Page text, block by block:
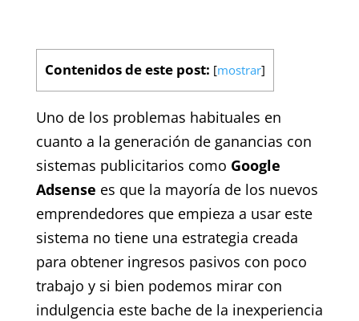
Contenidos de este post: [mostrar]
Uno de los problemas habituales en
cuanto a la generación de ganancias con
sistemas publicitarios como Google
Adsense es que la mayoría de los nuevos
emprendedores que empieza a usar este
sistema no tiene una estrategia creada
para obtener ingresos pasivos con poco
trabajo y si bien podemos mirar con
indulgencia este bache de la inexperiencia